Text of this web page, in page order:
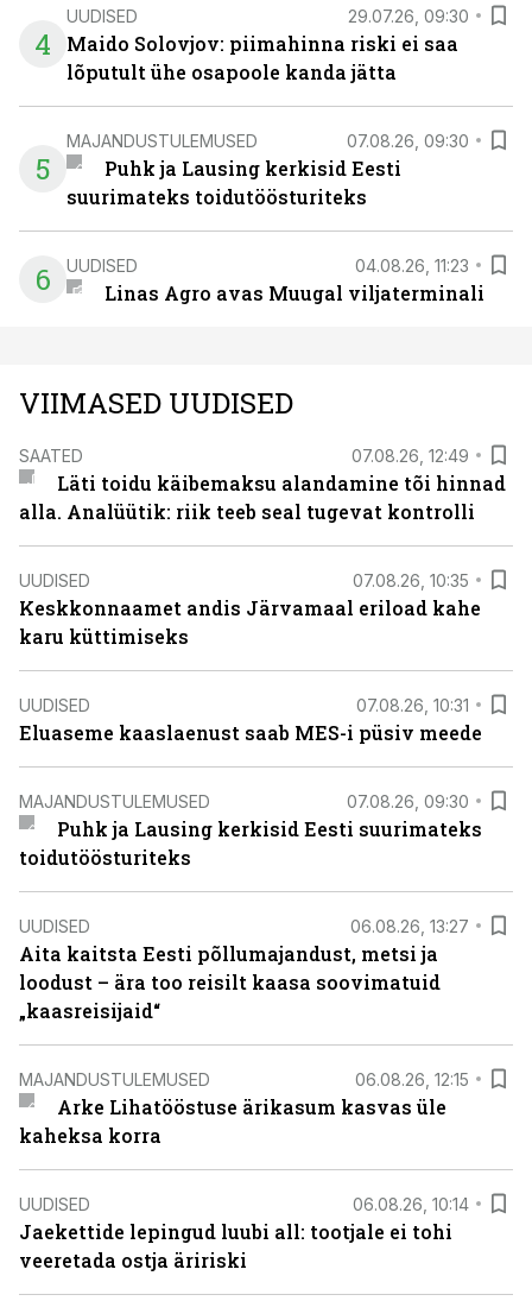
4
UUDISED 29.07.26, 09:30
Maido Solovjov: piimahinna riski ei saa
lõputult ühe osapoole kanda jätta
5
MAJANDUSTULEMUSED 07.08.26, 09:30
Puhk ja Lausing kerkisid Eesti
suurimateks toidutöösturiteks
6 UUDISED 04.08.26, 11:23
Linas Agro avas Muugal viljaterminali
VIIMASED UUDISED
SAATED 07.08.26, 12:49
Läti toidu käibemaksu alandamine tõi hinnad
alla. Analüütik: riik teeb seal tugevat kontrolli
UUDISED 07.08.26, 10:35
Keskkonnaamet andis Järvamaal eriload kahe
karu küttimiseks
UUDISED 07.08.26, 10:31
Eluaseme kaaslaenust saab MES-i püsiv meede
MAJANDUSTULEMUSED 07.08.26, 09:30
Puhk ja Lausing kerkisid Eesti suurimateks
toidutöösturiteks
UUDISED 06.08.26, 13:27
Aita kaitsta Eesti põllumajandust, metsi ja
loodust – ära too reisilt kaasa soovimatuid
„kaasreisijaid“
MAJANDUSTULEMUSED 06.08.26, 12:15
Arke Lihatööstuse ärikasum kasvas üle
kaheksa korra
UUDISED 06.08.26, 10:14
Jaekettide lepingud luubi all: tootjale ei tohi
veeretada ostja äririski